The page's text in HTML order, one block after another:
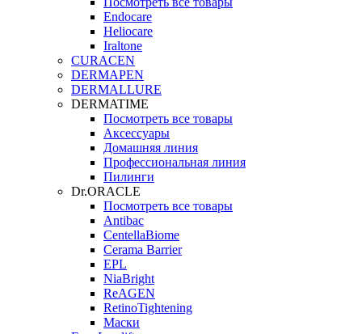
Endocare
Heliocare
Iraltone
CURACEN
DERMAPEN
DERMALLURE
DERMATIME
Посмотреть все товары
Аксессуары
Домашняя линия
Профессиональная линия
Пилинги
Dr.ORACLE
Посмотреть все товары
Antibac
CentellaBiome
Cerama Barrier
EPL
NiaBright
ReAGEN
RetinoTightening
Маски